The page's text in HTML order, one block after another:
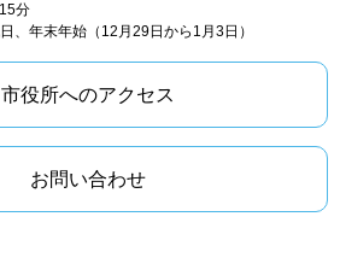
分
、年末年始（12月29日から1月3日）
市役所へのアクセス
お問い合わせ